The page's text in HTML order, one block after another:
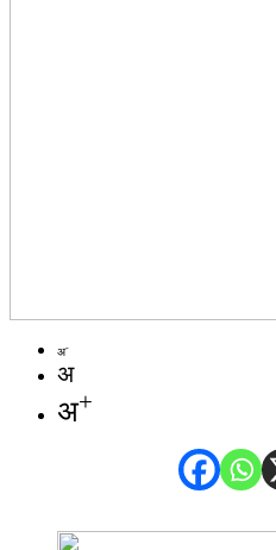
अ-
अ
अ+